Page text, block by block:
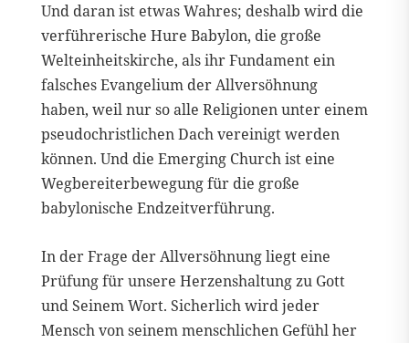
Und daran ist etwas Wahres; deshalb wird die
verführerische Hure Babylon, die große
Welteinheitskirche, als ihr Fundament ein
falsches Evangelium der Allversöhnung
haben, weil nur so alle Religionen unter einem
pseudochristlichen Dach vereinigt werden
können. Und die Emerging Church ist eine
Wegbereiterbewegung für die große
babylonische Endzeitverführung.
In der Frage der Allversöhnung liegt eine
Prüfung für unsere Herzenshaltung zu Gott
und Seinem Wort. Sicherlich wird jeder
Mensch von seinem menschlichen Gefühl her